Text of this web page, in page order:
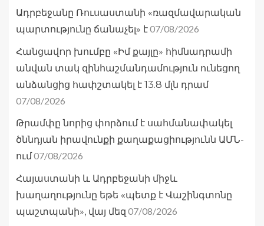
Ադրբեջանը Ռուսաստանի «ռազմավարական
պարտությունը ճանաչել» է07/08/2026
Հանցավnր խումբը «Իմ քայլը» հիմնադրամի
անվան տակ զինհաշմանդամություն ունեցող
անձանցից հափշտակել է 13.8 մլն դրամ
07/08/2026
Թրամփը նորից փորձում է սահմանափակել
ծննդյան իրավունքի քաղաքացիությունն ԱՄՆ-
ում07/08/2026
Հայաստանի և Ադրբեջանի միջև
խաղաղությունը եթե «պետք է Վաշինգտոնը
պաշտպանի», վայ մեզ 07/08/2026